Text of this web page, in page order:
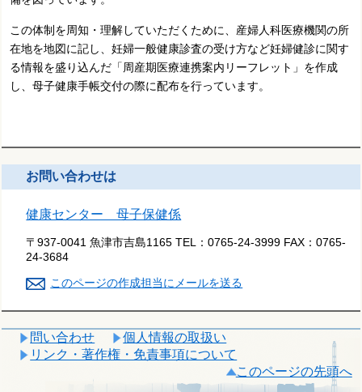
この体制を周知・理解していただくために、産婦人科医療機関の所
在地を地図に記し、妊婦一般健康診査の受け方など妊婦健診に関す
る情報を盛り込んだ「周産期医療連携案内リーフレット」を作成
し、母子健康手帳交付の際に配布を行っています。
お問い合わせは
健康センター 母子保健係
〒937-0041 魚津市吉島1165 TEL：0765-24-3999 FAX：0765-
24-3684
このページの作成担当にメールを送る
問い合わせ
個人情報の取扱い
リンク・著作権・免責事項について
このページの先頭へ